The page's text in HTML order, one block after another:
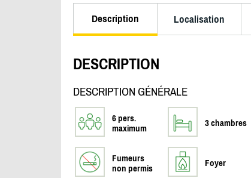
Description Localisation
DESCRIPTION
DESCRIPTION GÉNÉRALE
6 pers.
maximum
3 chambres
Fumeurs
non permis
Foyer